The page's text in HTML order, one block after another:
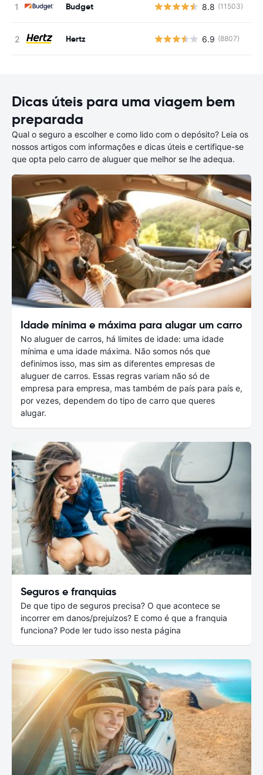
Budget 8.8 (11503)
Hertz 6.9 (8807)
Dicas úteis para uma viagem bem
preparada
Qual o seguro a escolher e como lido com o depósito? Leia os
nossos artigos com informações e dicas úteis e certifique-se
que opta pelo carro de aluguer que melhor se lhe adequa.
Idade mínima e máxima para alugar um carro
No aluguer de carros, há limites de idade: uma idade
mínima e uma idade máxima. Não somos nós que
definimos isso, mas sim as diferentes empresas de
aluguer de carros. Essas regras variam não só de
empresa para empresa, mas também de país para país e,
por vezes, dependem do tipo de carro que queres
alugar.
Seguros e franquias
De que tipo de seguros precisa? O que acontece se
incorrer em danos/prejuízos? E como é que a franquia
funciona? Pode ler tudo isso nesta página